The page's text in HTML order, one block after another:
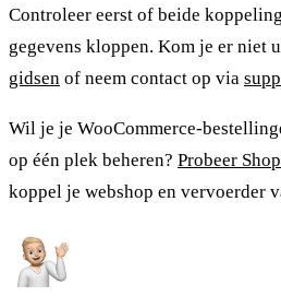
Controleer eerst of beide
gegevens kloppen. Kom je er niet
gidsen of neem contact op via
Wil je je WooCommerce-
op één plek beheren? Probeer
koppel je webshop en vervoerder